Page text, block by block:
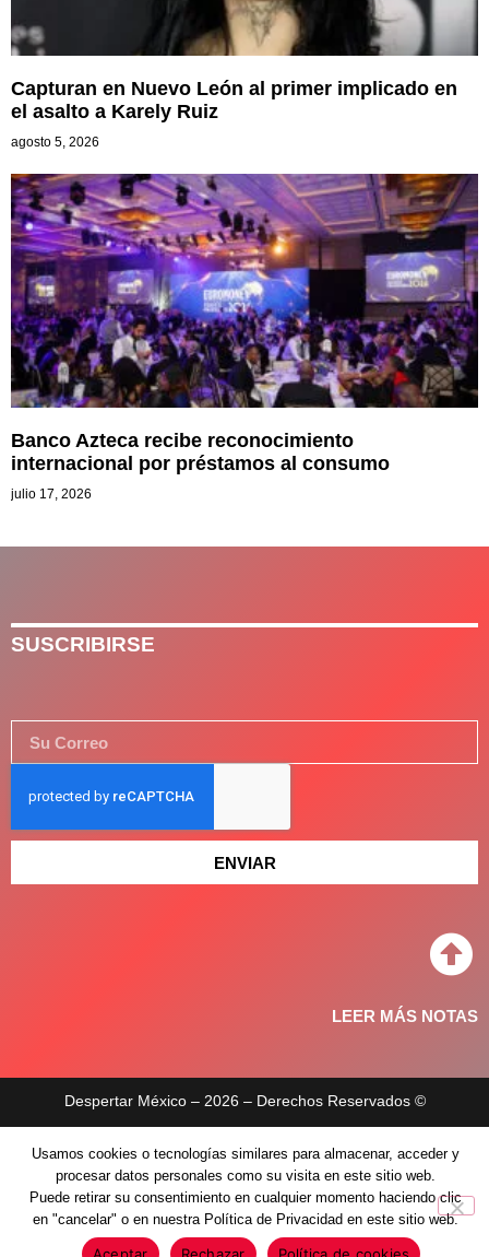
Capturan en Nuevo León al primer implicado en
el asalto a Karely Ruiz
agosto 5, 2026
Banco Azteca recibe reconocimiento
internacional por préstamos al consumo
julio 17, 2026
SUSCRIBIRSE
ENVIAR
LEER MÁS NOTAS
Despertar México – 2026 – Derechos Reservados ©
Aviso de privacidad
Políticas de privacidad
Usamos cookies o tecnologías similares para almacenar, acceder y
procesar datos personales como su visita en este sitio web.
Puede retirar su consentimiento en cualquier momento haciendo clic
en "cancelar" o en nuestra Política de Privacidad en este sitio web.
Aceptar Rechazar Política de cookies